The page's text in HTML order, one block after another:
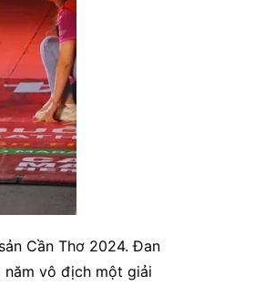
Cần Thơ 2024. Đan
vô địch một giải